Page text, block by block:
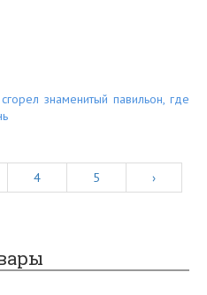
знаменитый павильон, где
4 5
›